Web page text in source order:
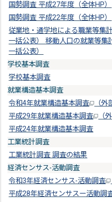
国勢調査 平成27年度（全体HP）
国勢調査 平成22年度（全体HP）
従業地・通学地による職業等集
一括公表） 移動人口の就業等集
一括公表）
学校基本調査
学校基本調査
就業構造基本調査
令和4年就業構造基本調査
（外
平成29年就業構造基本調査
（
平成24年就業構造基本調査
工業統計調査
工業統計調査 調査の結果
経済センサス-活動調査
令和3年経済センサス-活動調査
平成28年経済センサスー活動調